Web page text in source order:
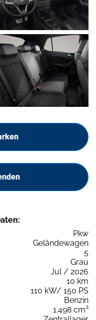
Pkw
Geländewagen
5
Grau
Jul / 2026
10 km
110 kW/ 150 PS
Benzin
1.498 cm³